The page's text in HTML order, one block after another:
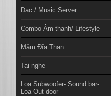
Dac / Music Server
Combo Âm thanh/ Lifestyle
Mâm Đĩa Than
Tai nghe
Loa Subwoofer- Sound bar-
Loa Out door